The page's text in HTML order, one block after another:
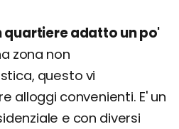
quartiere adatto un po'
zona non
questo vi
alloggi convenienti. E' un
e con diversi